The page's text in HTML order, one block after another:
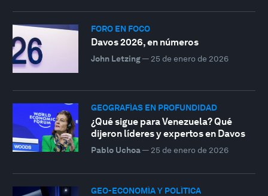
FORO EN FOCO
Davos 2026, en números
John Letzing— 25 de enero de 2026
GEOGRAFÍAS EN PROFUNDIDAD
¿Qué sigue para Venezuela? Qué
dijeron líderes y expertos en Davos
Pablo Uchoa— 25 de enero de 2026
GEO-ECONOMÍA Y POLÍTICA